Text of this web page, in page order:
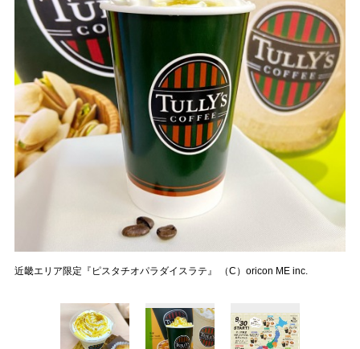
近畿エリア限定『ピスタチオパラダイスラテ』 （C）oricon ME inc.